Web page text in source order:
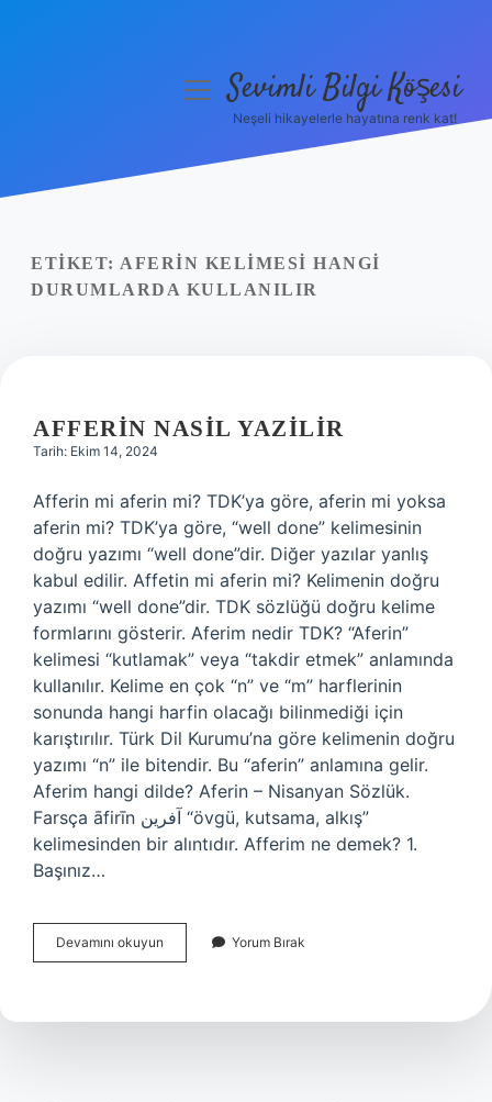
Yasal Uyarı
menüyüSevimli Bilgi Köşesi
Neşeli hikayelerle hayatına renk kat!
ETIKET: AFERIN KELIMESI HANGI
DURUMLARDA KULLANILIR
AFFERIN NASIL YAZILIR
Tarih: Ekim 14, 2024
Afferin mi aferin mi? TDK’ya göre, aferin mi yoksa
aferin mi? TDK’ya göre, “well done” kelimesinin
doğru yazımı “well done”dir. Diğer yazılar yanlış
kabul edilir. Affetin mi aferin mi? Kelimenin doğru
yazımı “well done”dir. TDK sözlüğü doğru kelime
formlarını gösterir. Aferim nedir TDK? “Aferin”
kelimesi “kutlamak” veya “takdir etmek” anlamında
kullanılır. Kelime en çok “n” ve “m” harflerinin
sonunda hangi harfin olacağı bilinmediği için
karıştırılır. Türk Dil Kurumu’na göre kelimenin doğru
yazımı “n” ile bitendir. Bu “aferin” anlamına gelir.
Aferim hangi dilde? Aferin – Nisanyan Sözlük.
Farsça āfirīn آفرین “övgü, kutsama, alkış”
kelimesinden bir alıntıdır. Afferim ne demek? 1.
Başınız…
Devamını okuyun
Nasil
Yorum Bırak